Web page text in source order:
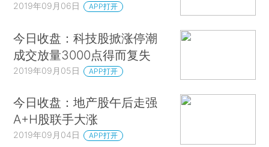
2019年09月06日 APP打开
今日收盘：科技股掀涨停潮
成交放量3000点得而复失
2019年09月05日 APP打开
今日收盘：地产股午后走强
A+H股联手大涨
2019年09月04日 APP打开